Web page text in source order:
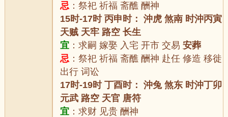
忌 ：祭祀 祈福 斋醮 酬神
15时-17时 丙申时： 沖虎 煞南 时沖丙寅
天贼 天牢 路空 长生
宜 ：求嗣 嫁娶 入宅 开市 交易安葬
忌 ：祭祀 祈福 斋醮 酬神 赴任 修造 移徙
出行 词讼
17时-19时 丁酉时： 沖兔 煞东 时沖丁卯
元武 路空 天官 唐符
宜 ：求财 见贵 酬神